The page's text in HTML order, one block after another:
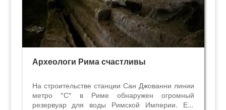
Археологи Рима счастливы
На строительстве станции Сан Джованни линии
метро "С" в Риме обнаружен огромный
резервуар для воды Римской Империи. Его